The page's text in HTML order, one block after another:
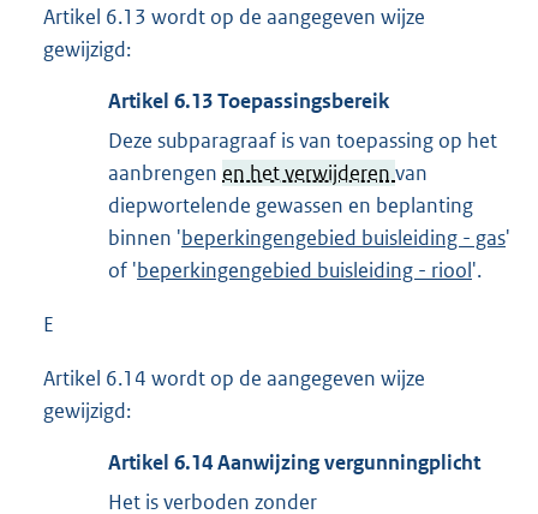
Artikel 6.13 wordt op de aangegeven wijze
gewijzigd:
Artikel 6.13Toepassingsbereik
Deze subparagraaf is van toepassing op het
aanbrengen en het verwijderen van
diepwortelende gewassen en beplanting
binnen 'beperkingengebied buisleiding - gas'
of 'beperkingengebied buisleiding - riool'.
E
Artikel 6.14 wordt op de aangegeven wijze
gewijzigd:
Artikel 6.14Aanwijzing vergunningplicht
Het is verboden zonder